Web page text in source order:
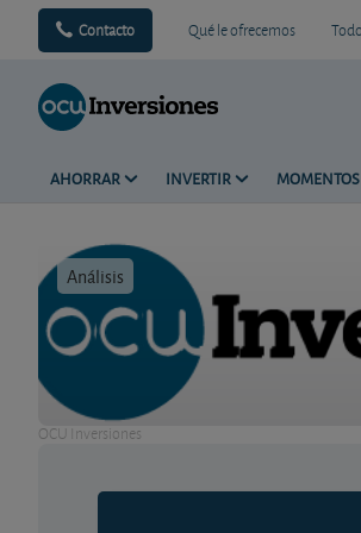
Contacto Qué le ofrecemos
AHORRAR INVERTIR
Análisis
OCU Inversiones